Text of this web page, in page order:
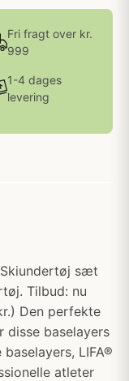
Fri fragt over kr.
999
1-4 dages
levering
Skiundertøj sæt
Tilbud: nu
Den perfekte
disse baselayers
LIFA®
atleter